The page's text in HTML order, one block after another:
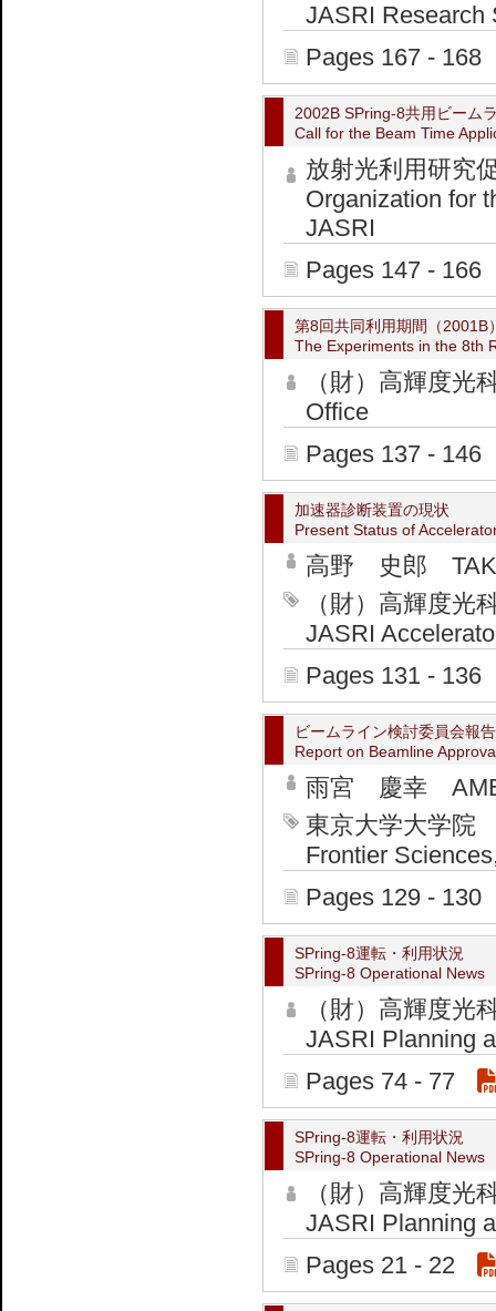
JASRI Research
Pages 167 - 168
2002B SPring-8共用ビーム
Call for the Beam Time
放射光利用研
Organization for
JASRI
Pages 147 - 166
第8回共同利用期間（2001B
The Experiments in the 8th
（財）高輝度
Office
Pages 137 - 146
加速器診断装置の現状
Present Status of
高野 史郎
（財）高輝度
JASRI
Pages 131 - 136
ビームライン検討委員会報告
Report on Beamline
雨宮 慶幸
東京大学大学院
Frontier
Pages 129 - 130
SPring-8運転・利用状況
SPring-8 Operational News
（財）高輝度
JASRI Planning
Pages 74 - 77
SPring-8運転・利用状況
SPring-8 Operational News
（財）高輝度
JASRI Planning
Pages 21 - 22